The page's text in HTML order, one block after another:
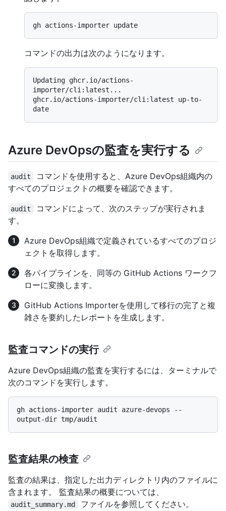
コマンドの出力は次のようになります。
Updating ghcr.io/actions-
importer/cli:latest...
ghcr.io/actions-importer/cli:latest up-to-
Azure DevOpsの監査を実行する
audit
コマンドを使用すると、Azure DevOps組織内の
すべてのプロジェクトの概要を確認できます。
audit
コマンドによって、次のステップが実行されま
す。
Azure DevOps組織で定義されているすべてのプロジ
ェクトを取得します。
各パイプラインを、同等の GitHub Actions ワークフ
ローに変換します。
GitHub Actions Importerを使用して移行の完了と複
雑さを要約したレポートを生成します。
監査コマンドの実行
Azure DevOps組織の監査を実行するには、ターミナルで
次のコマンドを実行します。
gh actions-importer audit azure-devops --
監査結果の検査
監査の結果は、指定した出力ディレクトリ内のファイルに
含まれます。 監査結果の概要については、
audit_summary.md
ファイルを参照してください。